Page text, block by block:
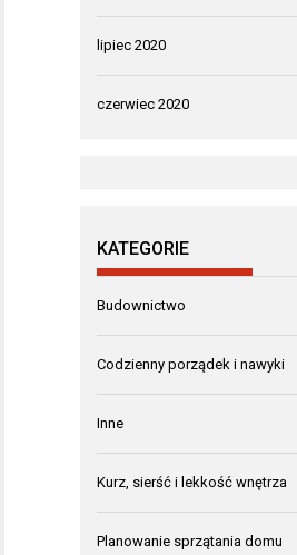
lipiec 2020
czerwiec 2020
KATEGORIE
Budownictwo
Codzienny porządek i nawyki
Inne
Kurz, sierść i lekkość wnętrza
Planowanie sprzątania domu